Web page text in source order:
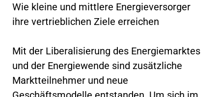
Wie kleine und mittlere Energieversorger
ihre vertrieblichen Ziele erreichen
Mit der Liberalisierung des Energiemarktes
und der Energiewende sind zusätzliche
Marktteilnehmer und neue